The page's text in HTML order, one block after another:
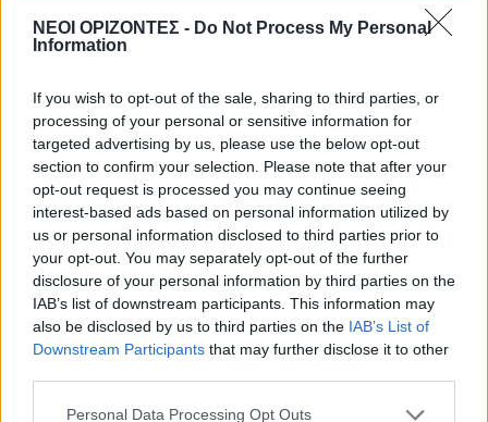
ΝΕΟΙ ΟΡΙΖΟΝΤΕΣ - Do Not Process My Personal
Information
If you wish to opt-out of the sale, sharing to third parties, or
processing of your personal or sensitive information for
targeted advertising by us, please use the below opt-out
section to confirm your selection. Please note that after your
opt-out request is processed you may continue seeing
interest-based ads based on personal information utilized by
us or personal information disclosed to third parties prior to
your opt-out. You may separately opt-out of the further
disclosure of your personal information by third parties on the
IAB’s list of downstream participants. This information may
also be disclosed by us to third parties on the IAB’s List of
Downstream Participants that may further disclose it to other
Personal Data Processing Opt Outs
7 Αυγούστου 2026 14:57
Χανιά: Θάνατος 64χρονου σε πισίνα
ξενοδοχείου – Μια σύλληψη
7 Αυγούστου 2026 14:54
ΓΕΎΣΗ - ΨΥΧΑΓΩΓΊΑ • ΚΡΗΤΗ
Ψαραντώνης: Ο λυράρης που
κουβαλά μέσα του την Κρήτη
7 Αυγούστου 2026 13:51
ΑΓΡΟΤΙΚΑ • ΝΕΟΙ ΟΡΙΖΟΝΤΕΣ
Ανάσα για χιλιάδες αγρότες – Πώς τα
ελαιοτριβεία τούς “σώζουν” από το
ψηφιακό χάος